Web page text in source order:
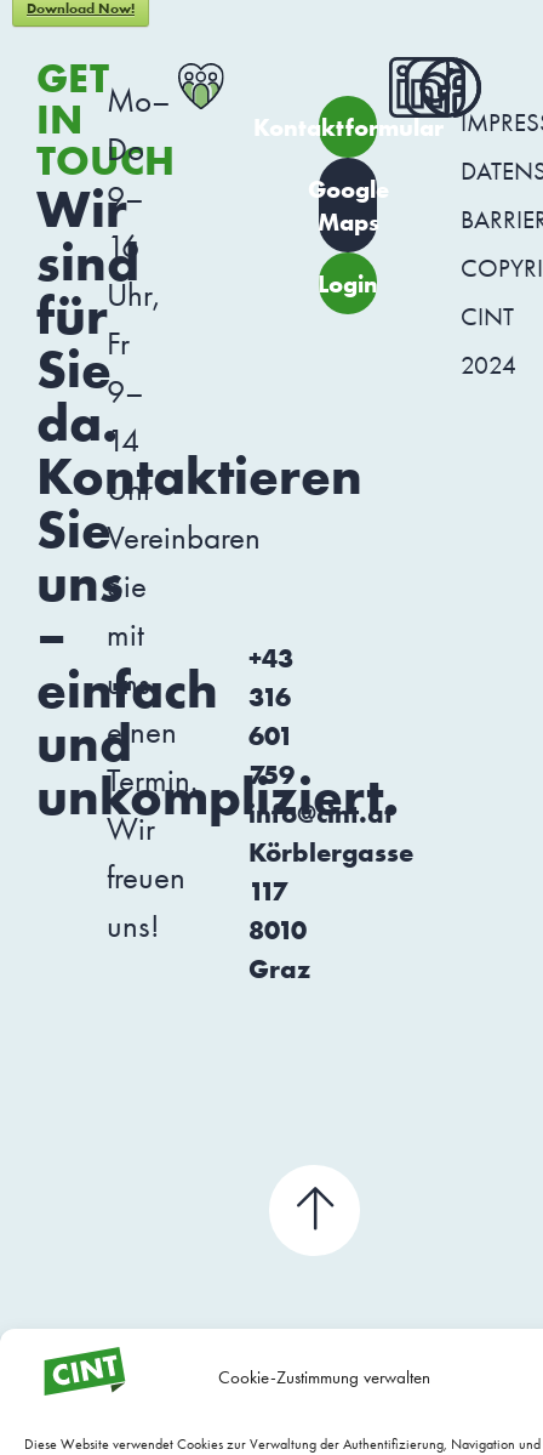
Cookie-Zustimmung verwalten
Diese Website verwendet Cookies zur Verwaltung der Authentifizierung, Navigation
Download Now!
GET
IN
TOUCH
Wir
sind
für
Sie
da.
Kontaktieren
Sie
uns
–
einfach
und
unkompliziert.
Mo–
Do
9–
16
Uhr,
Fr
9–
14
Uhr
Vereinbaren
Sie
mit
uns
einen
Termin.
Wir
freuen
uns!
Körblergasse
117
8010
Graz
+43
316
601
759
info@cint.at
Kontaktformular
Google
Maps
Login
CINT
2024